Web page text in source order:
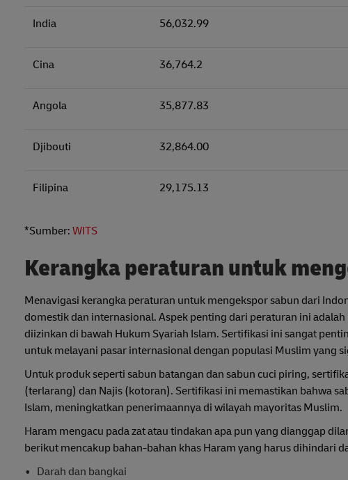
India 56,032.99
Cina 36,764.2
Angola 35,877.83
Djibouti 32,864.00
Filipina 29,175.13
*Sumber: WITS
Kerangka peraturan untuk
Menavigasi kerangka peraturan untuk mengekspor sabun dari
domestik dan internasional. Aspek penting dari peraturan ini
diizinkan di bawah Hukum Syariah Islam. Sertifikasi ini sangat
untuk melayani pasar internasional dengan populasi Muslim yang
Untuk produk seperti sabun batangan dan sabun cuci piring,
(terlarang) dan Najis (kotoran). Sertifikasi ini memastikan bahwa
Islam, meningkatkan penerimaannya di wilayah mayoritas Muslim.
Haram mengacu pada zat atau tindakan apa pun yang dianggap
berikut mencakup bahan-bahan khas Haram yang harus dihindari
Darah dan bangkai